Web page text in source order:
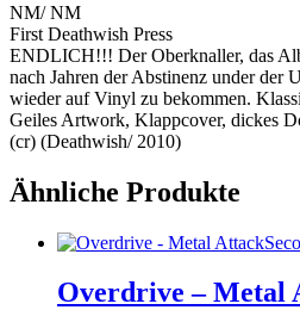
NM/ NM
First Deathwish Press
ENDLICH!!! Der Oberknaller, das
nach Jahren der Abstinenz under der
wieder auf Vinyl zu bekommen.
Geiles Artwork, Klappcover, dickes
(cr) (Deathwish/ 2010)
Ähnliche Produkte
Overdrive – Metal